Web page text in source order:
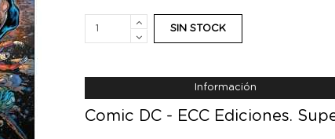
SIN STOCK
Información
Comic DC - ECC Ediciones.